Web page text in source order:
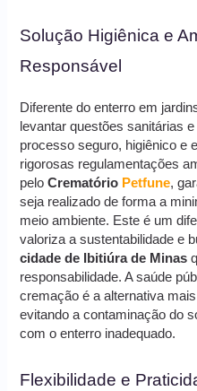
Solução Higiênica e
Responsável
Diferente do enterro em
levantar questões sanitárias
processo seguro, higiênico e
rigorosas regulamentações
peloCrematório Petfune,
seja realizado de forma a
meio ambiente. Este é um
valoriza a sustentabilidade e
cidade de Ibitiúra de Minas
responsabilidade. A saúde
cremação é a alternativa
evitando a contaminação do
com o enterro inadequado.
Flexibilidade e